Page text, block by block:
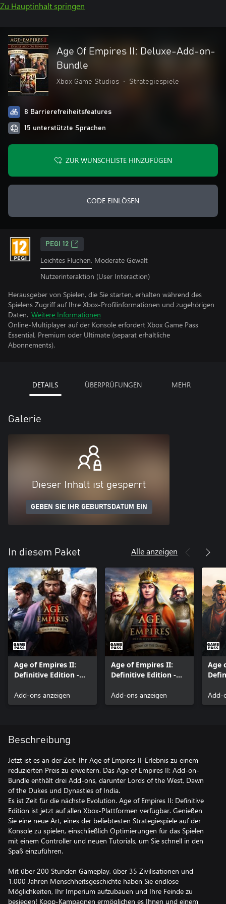
Zu Hauptinhalt springen
Age Of Empires II: Deluxe-Add-on-
Bundle
Xbox Game Studios • Strategiespiele
8 Barrierefreiheitsfeatures
15 unterstützte Sprachen
ZUR WUNSCHLISTE HINZUFÜGEN
CODE EINLÖSEN
PEGI 12
Leichtes Fluchen, Moderate Gewalt
Nutzerinteraktion (User Interaction)
Herausgeber von Spielen, die Sie starten, erhalten während des
Spielens Zugriff auf Ihre Xbox-Profilinformationen und zugehörigen
Daten. Weitere Informationen
Online-Multiplayer auf der Konsole erfordert Xbox Game Pass
Essential, Premium oder Ultimate (separat erhältliche
Abonnements).
DETAILS ÜBERPRÜFUNGEN MEHR
Galerie
Dieser Inhalt ist gesperrt
GEBEN SIE IHR GEBURTSDATUM EIN
In diesem Paket Alle anzeigen
Age of Empires II:
Definitive Edition -
Add-ons anzeigen
Age of Empires II:
Definitive Edition -
Add-ons anzeigen
Age
Add-
Beschreibung
Jetzt ist es an der Zeit, Ihr Age of Empires II-Erlebnis zu einem
reduzierten Preis zu erweitern. Das Age of Empires II: Add-on-
Bundle enthält drei Add-ons, darunter Lords of the West, Dawn
of the Dukes und Dynasties of India.
Es ist Zeit für die nächste Evolution. Age of Empires II: Definitive
Edition ist jetzt auf allen Xbox-Plattformen verfügbar. Genießen
Sie eine neue Art, eines der beliebtesten Strategiespiele auf der
Konsole zu spielen, einschließlich Optimierungen für das Spielen
mit einem Controller und neuen Tutorials, um Sie schnell in den
Spaß einzuführen.
Mit über 200 Stunden Gameplay, über 35 Zivilisationen und
1.000 Jahren Menschheitsgeschichte haben Sie endlose
Möglichkeiten, Ihr Imperium aufzubauen und Ihre Feinde zu
besiegen! Koop-Kampagnen ermöglichen es Ihnen und einem